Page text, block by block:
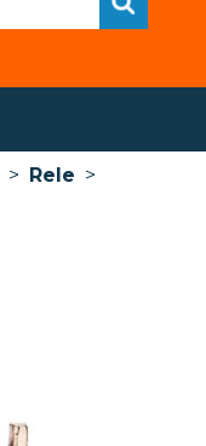
> Rele >